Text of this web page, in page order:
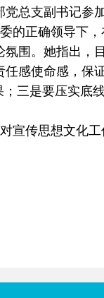
总支副书记参
的正确领导下
围。她指出，
感使命感，保
三是要压实底
宣传思想文化